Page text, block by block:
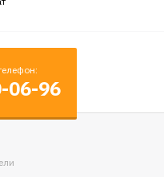
06-96